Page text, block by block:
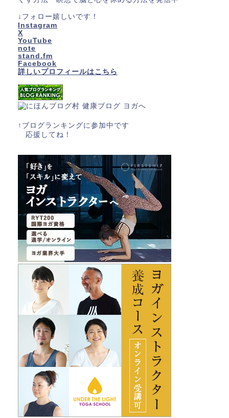
↓フォロー嬉しいです！
Instagram
X
YouTube
note
stand.fm
Facebook
詳しいプロフィールはこちら
↑ブログランキングに参加中です
応援してね！